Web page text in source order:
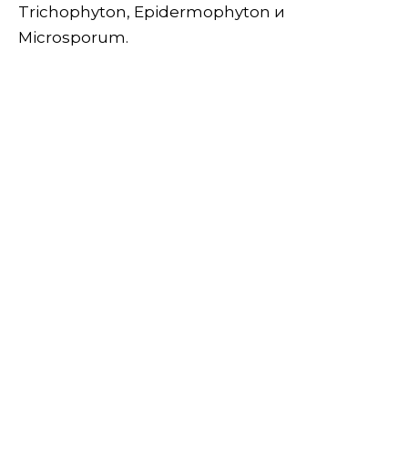
Trichophyton, Epidermophyton и
Microsporum.